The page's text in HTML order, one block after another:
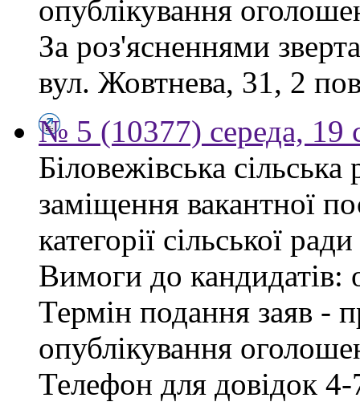
опублікування
За роз'ясненнями
вул. Жовтнева, 31, 2
№ 5 (10377) середа, 19
Біловежівська
заміщення вакантної
категорії сільської
Вимоги до кандидатів:
Термін подання заяв -
опублікування
Телефон для довідок